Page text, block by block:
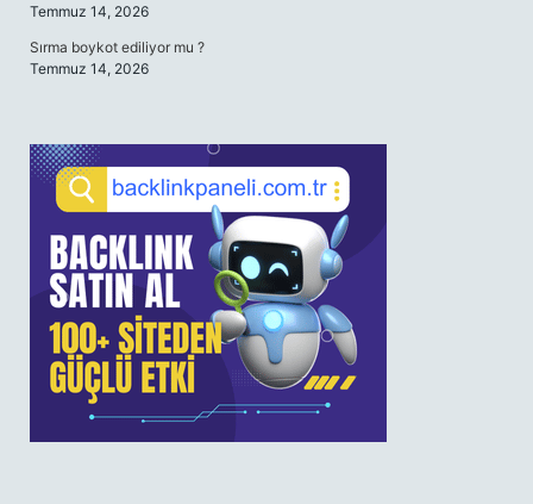
Temmuz 14, 2026
Sırma boykot ediliyor mu ?
Temmuz 14, 2026